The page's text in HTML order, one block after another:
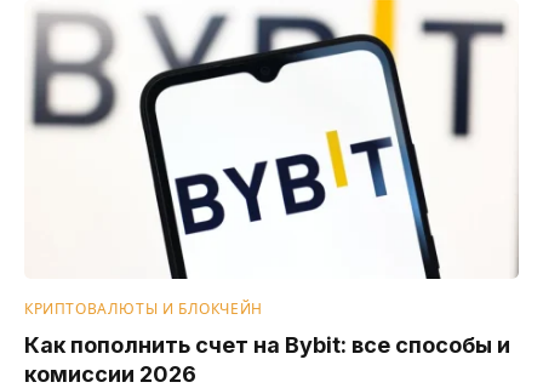
КРИПТОВАЛЮТЫ И БЛОКЧЕЙН
Как пополнить счет на Bybit: все способы и
комиссии 2026